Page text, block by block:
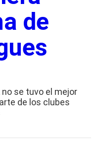
de
no se tuvo el mejor
de los clubes